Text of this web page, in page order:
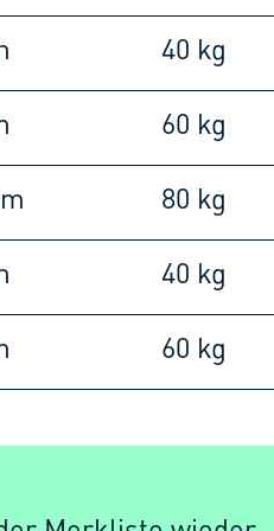
40 kg
60 kg
80 kg
40 kg
60 kg